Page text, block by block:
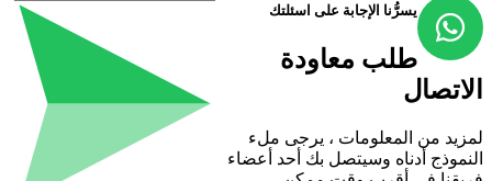
يسرُّنا الإجابة على اسئلتك
طلب معاودة
الاتصال
لمزيد من المعلومات ، يرجى ملء
النموذج أدناه وسيتصل بك أحد أعضاء